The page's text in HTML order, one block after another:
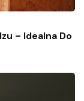
– Idealna Do